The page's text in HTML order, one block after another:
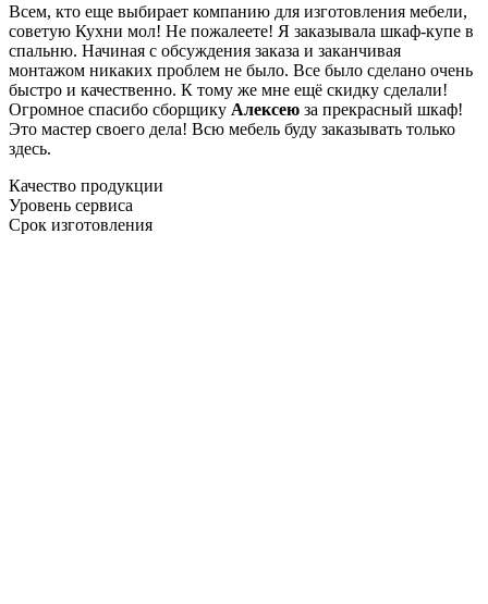
Всем, кто еще выбирает компанию для изготовления мебели,
советую Кухни мол! Не пожалеете! Я заказывала шкаф-купе в
спальню. Начиная с обсуждения заказа и заканчивая
монтажом никаких проблем не было. Все было сделано очень
быстро и качественно. К тому же мне ещё скидку сделали!
Огромное спасибо сборщику Алексею за прекрасный шкаф!
Это мастер своего дела! Всю мебель буду заказывать только
здесь.
Качество продукции
Уровень сервиса
Срок изготовления